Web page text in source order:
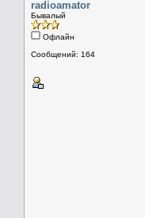
radioamator
Бывалый
Офлайн
Сообщений: 164